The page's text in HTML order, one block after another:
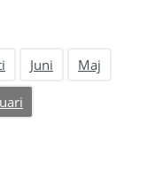
Juni Maj